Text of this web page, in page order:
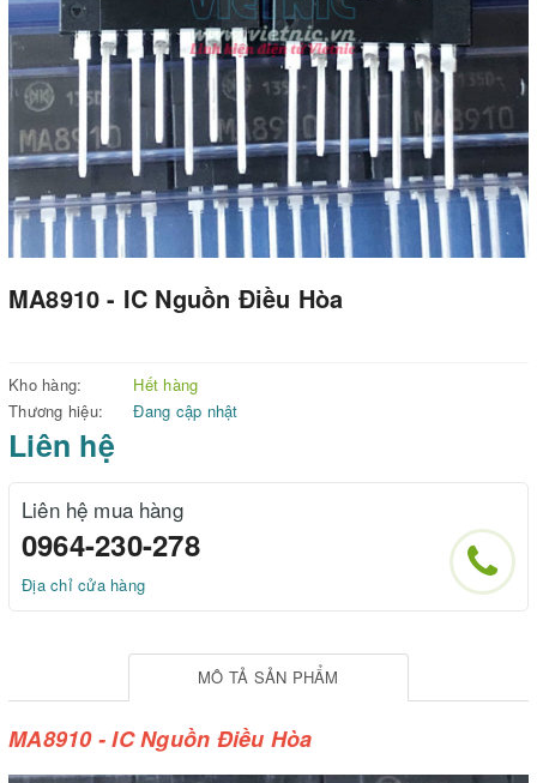
MA8910 - IC Nguồn Điều Hòa
Kho hàng:
Hết hàng
Thương hiệu:
Đang cập nhật
Liên hệ
Liên hệ mua hàng
0964-230-278
Địa chỉ cửa hàng
MÔ TẢ SẢN PHẨM
MA8910 - IC Nguồn Điều Hòa